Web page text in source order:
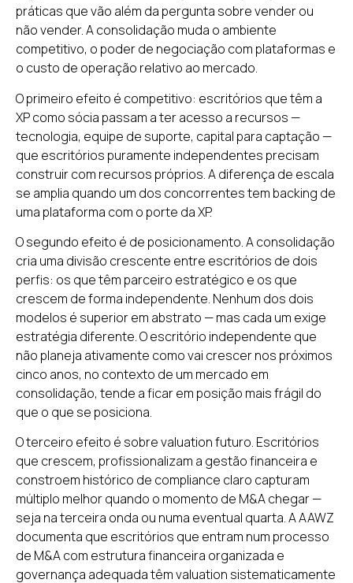
práticas que vão além da pergunta sobre vender ou
não vender. A consolidação muda o ambiente
competitivo, o poder de negociação com plataformas e
o custo de operação relativo ao mercado.
O primeiro efeito é competitivo: escritórios que têm a
XP como sócia passam a ter acesso a recursos —
tecnologia, equipe de suporte, capital para captação —
que escritórios puramente independentes precisam
construir com recursos próprios. A diferença de escala
se amplia quando um dos concorrentes tem backing de
uma plataforma com o porte da XP.
O segundo efeito é de posicionamento. A consolidação
cria uma divisão crescente entre escritórios de dois
perfis: os que têm parceiro estratégico e os que
crescem de forma independente. Nenhum dos dois
modelos é superior em abstrato — mas cada um exige
estratégia diferente. O escritório independente que
não planeja ativamente como vai crescer nos próximos
cinco anos, no contexto de um mercado em
consolidação, tende a ficar em posição mais frágil do
que o que se posiciona.
O terceiro efeito é sobre valuation futuro. Escritórios
que crescem, profissionalizam a gestão financeira e
constroem histórico de compliance claro capturam
múltiplo melhor quando o momento de M&A chegar —
seja na terceira onda ou numa eventual quarta. A AAWZ
documenta que escritórios que entram num processo
de M&A com estrutura financeira organizada e
governança adequada têm valuation sistematicamente